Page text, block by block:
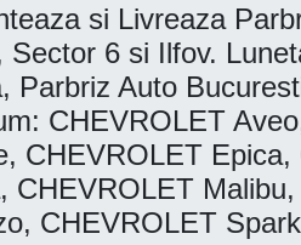
si Livreaza
6 si Ilfov.
Auto
CHEVROLET
CHEVROLET
CHEVROLET